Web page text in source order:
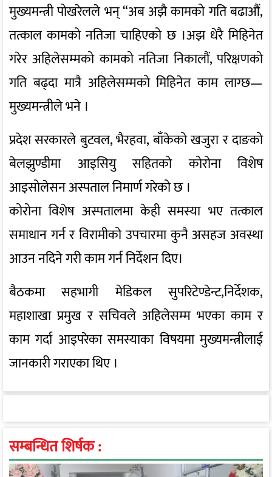
मुख्यमन्त्री पोखरेलले भन् “अब अझै कामको गति बढाऔं,
तत्काल कामको नतिजा चाहिएको छ ।अझ धेरै मिहिनेत
गरेर अहिलेसम्मको कामको नतिजा निकालौं, परिक्षणको
गति बढ्दा मात्रै अहिलेसम्मको मिहिनेत काम लाग्छ—
मुख्यमन्त्रीले भने ।
प्रदेश सरकारले बुटवल, भैरहवा, बाँकेको खजुरा र दाङको
बेलझुण्डीमा आइसियु सहितको कोरोना विशेष
आइसोलेसन अस्पताल निमार्ण गरेको छ ।
कोरोना विशेष अस्पतालमा केही समस्या भए तत्काल
समाधान गर्न र विरामीको उपचारमा कुनै असहज अवस्था
आउन नदिने गरी काम गर्न निर्देशन दिए।
बैठकमा सहभागी मेडिकल सुपरिटेण्डेन्ट,निर्देशक,
महाशाखा प्रमुख र सचिवले अहिलेसम्म भएका काम र
काम गर्दा आइपरेका समस्याका विषयमा मुख्यमन्त्रीलाई
जानकारी गराएका थिए ।
सम्बन्धित शिर्षक :